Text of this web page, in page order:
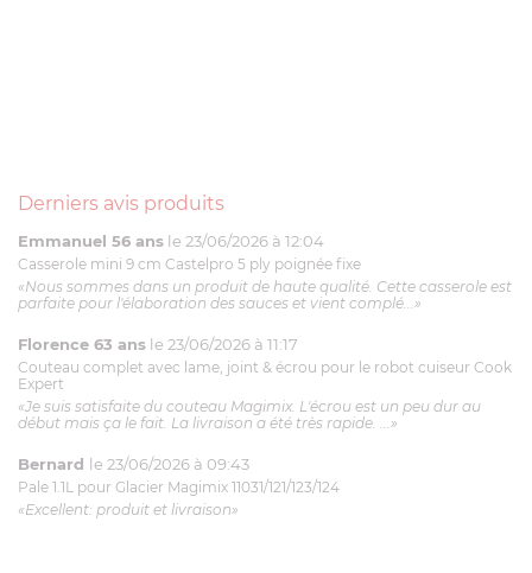
Derniers avis produits
Emmanuel 56 ans le 23/06/2026 à 12:04
Casserole mini 9 cm Castelpro 5 ply poignée fixe
«Nous sommes dans un produit de haute qualité. Cette casserole est
parfaite pour l'élaboration des sauces et vient complé...»
Florence 63 ans le 23/06/2026 à 11:17
Couteau complet avec lame, joint & écrou pour le robot cuiseur Cook
Expert
«Je suis satisfaite du couteau Magimix. L'écrou est un peu dur au
début mais ça le fait. La livraison a été très rapide. ...»
Bernard le 23/06/2026 à 09:43
Pale 1.1L pour Glacier Magimix 11031/121/123/124
«Excellent: produit et livraison»